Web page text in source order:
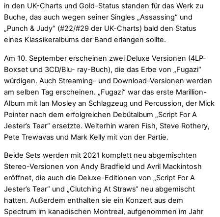
in den UK-Charts und Gold-Status standen für das Werk zu
Buche, das auch wegen seiner Singles „Assassing“ und
„Punch & Judy“ (#22/#29 der UK-Charts) bald den Status
eines Klassikeralbums der Band erlangen sollte.
Am 10. September erscheinen zwei Deluxe Versionen (4LP-
Boxset und 3CD/Blu- ray-Buch), die das Erbe von „Fugazi“
würdigen. Auch Streaming- und Download-Versionen werden
am selben Tag erscheinen. „Fugazi“ war das erste Marillion-
Album mit Ian Mosley an Schlagzeug und Percussion, der Mick
Pointer nach dem erfolgreichen Debütalbum „Script For A
Jester’s Tear“ ersetzte. Weiterhin waren Fish, Steve Rothery,
Pete Trewavas und Mark Kelly mit von der Partie.
Beide Sets werden mit 2021 komplett neu abgemischten
Stereo-Versionen von Andy Bradfield und Avril Mackintosh
eröffnet, die auch die Deluxe-Editionen von „Script For A
Jester’s Tear“ und „Clutching At Straws“ neu abgemischt
hatten. Außerdem enthalten sie ein Konzert aus dem
Spectrum im kanadischen Montreal, aufgenommen im Jahr